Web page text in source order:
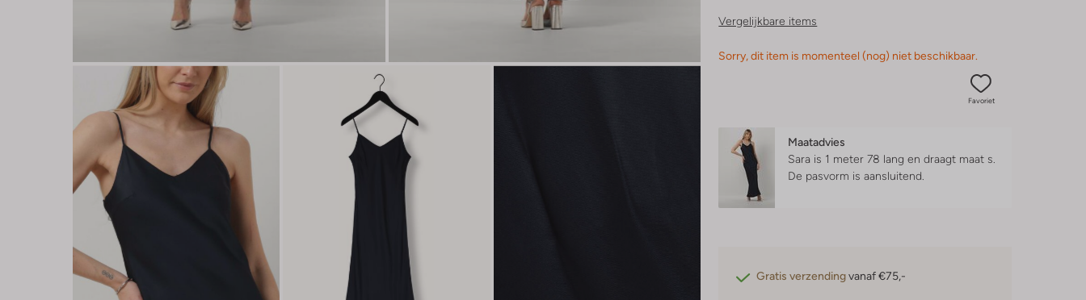
Vergelijkbare items
Sorry, dit item is momenteel (nog) niet beschikbaar.
Favoriet
Maatadvies
Sara is 1 meter 78 lang en draagt maat s.
De pasvorm isaansluitend
Gratis verzendingvanaf €75,-